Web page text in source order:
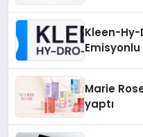
Kleen-Hy-
Marie
yaptı